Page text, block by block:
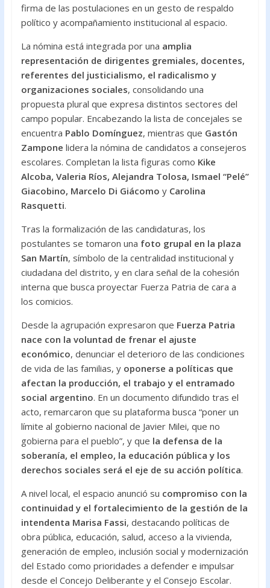
firma de las postulaciones en un gesto de respaldo
político y acompañamiento institucional al espacio.
La nómina está integrada por una amplia
representación de dirigentes gremiales, docentes,
referentes del justicialismo, el radicalismo y
organizaciones sociales, consolidando una
propuesta plural que expresa distintos sectores del
campo popular. Encabezando la lista de concejales se
encuentra Pablo Domínguez, mientras que Gastón
Zampone lidera la nómina de candidatos a consejeros
escolares. Completan la lista figuras como Kike
Alcoba, Valeria Ríos, Alejandra Tolosa, Ismael “Pelé”
Giacobino, Marcelo Di Giácomo y Carolina
Rasquetti.
Tras la formalización de las candidaturas, los
postulantes se tomaron una foto grupal en la plaza
San Martín, símbolo de la centralidad institucional y
ciudadana del distrito, y en clara señal de la cohesión
interna que busca proyectar Fuerza Patria de cara a
los comicios.
Desde la agrupación expresaron que Fuerza Patria
nace con la voluntad de frenar el ajuste
económico, denunciar el deterioro de las condiciones
de vida de las familias, y oponerse a políticas que
afectan la producción, el trabajo y el entramado
social argentino. En un documento difundido tras el
acto, remarcaron que su plataforma busca “poner un
límite al gobierno nacional de Javier Milei, que no
gobierna para el pueblo”, y que la defensa de la
soberanía, el empleo, la educación pública y los
derechos sociales será el eje de su acción política.
A nivel local, el espacio anunció su compromiso con la
continuidad y el fortalecimiento de la gestión de la
intendenta Marisa Fassi, destacando políticas de
obra pública, educación, salud, acceso a la vivienda,
generación de empleo, inclusión social y modernización
del Estado como prioridades a defender e impulsar
desde el Concejo Deliberante y el Consejo Escolar.